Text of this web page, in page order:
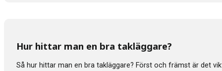
Hur hittar man en bra takläggare?
Så hur hittar man en bra takläggare? Först och främst är det